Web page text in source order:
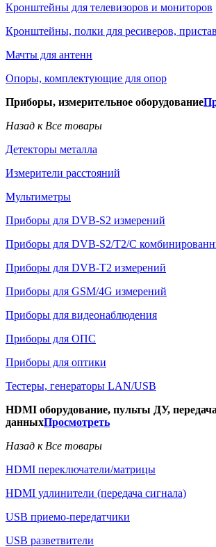
Кронштейны для телевизоров и мониторов
Кронштейны, полки для ресиверов,
Мачты для антенн
Опоры, комплектующие для опор
Приборы, измерительное оборудование
Назад к Все товары
Детекторы металла
Измерители расстояний
Мультиметры
Приборы для DVB-S2 измерений
Приборы для DVB-S2/T2/C
Приборы для DVB-T2 измерений
Приборы для GSM/4G измерений
Приборы для видеонаблюдения
Приборы для ОПС
Приборы для оптики
Тестеры, генераторы LAN/USB
HDMI оборудование, пульты ДУ, передача
данныхПросмотреть
Назад к Все товары
HDMI переключатели/матрицы
HDMI удлинители (передача сигнала)
USB приемо-передатчики
USB разветвители